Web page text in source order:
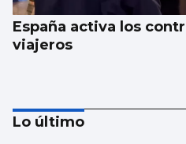
España activa los
viajeros
Lo último